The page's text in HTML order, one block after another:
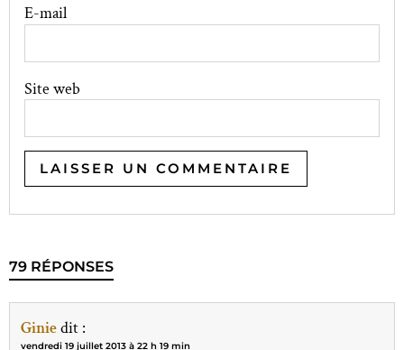
E-mail
Site web
79 RÉPONSES
Giniedit :
vendredi 19 juillet 2013 à 22 h 19 min